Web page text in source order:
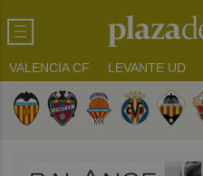
VALENCIA CF LEVANTE UD